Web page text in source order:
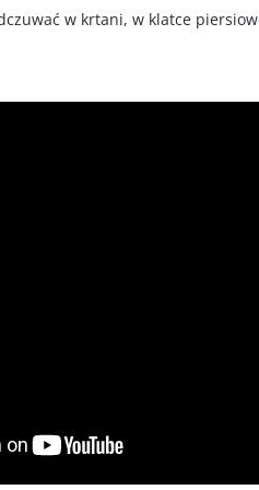
w krtani, w klatce